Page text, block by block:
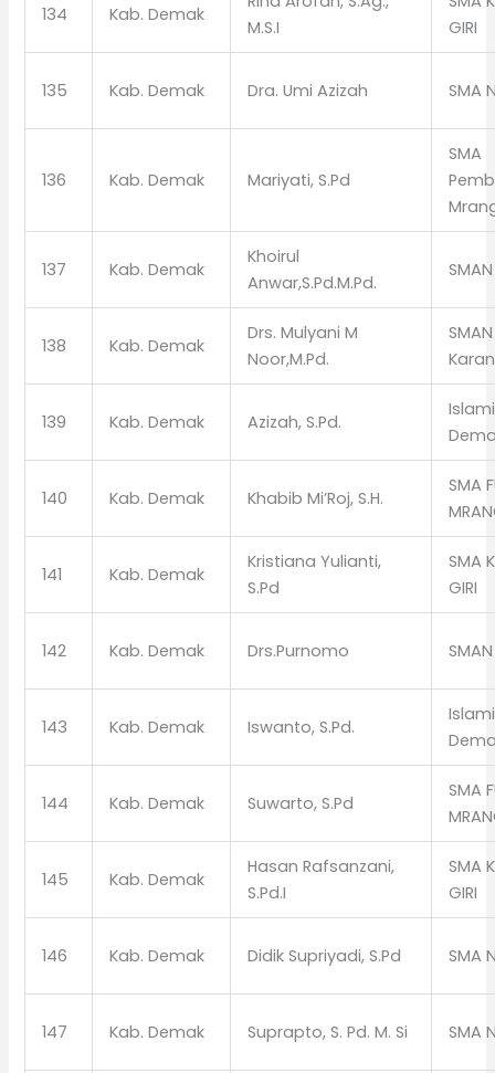
134 Kab. Demak
M.S.I
GIRI
135 Kab. Demak Dra. Umi Azizah SMA
136 Kab. Demak Mariyati, S.Pd
SMA
137 Kab. Demak
Khoirul
Anwar,S.Pd.M.Pd.
138 Kab. Demak
Drs. Mulyani M
Noor,M.Pd.
SMAN
139 Kab. Demak Azizah, S.Pd.
140 Kab. Demak Khabib Mi’Roj, S.H.
SMA
141 Kab. Demak
Kristiana Yulianti,
S.Pd
SMA
GIRI
142 Kab. Demak Drs.Purnomo
143 Kab. Demak Iswanto, S.Pd.
144 Kab. Demak Suwarto, S.Pd
SMA
145 Kab. Demak
Hasan Rafsanzani,
S.Pd.I
SMA
GIRI
146 Kab. Demak Didik Supriyadi, S.Pd SMA
147 Kab. Demak Suprapto, S. Pd. M. Si SMA